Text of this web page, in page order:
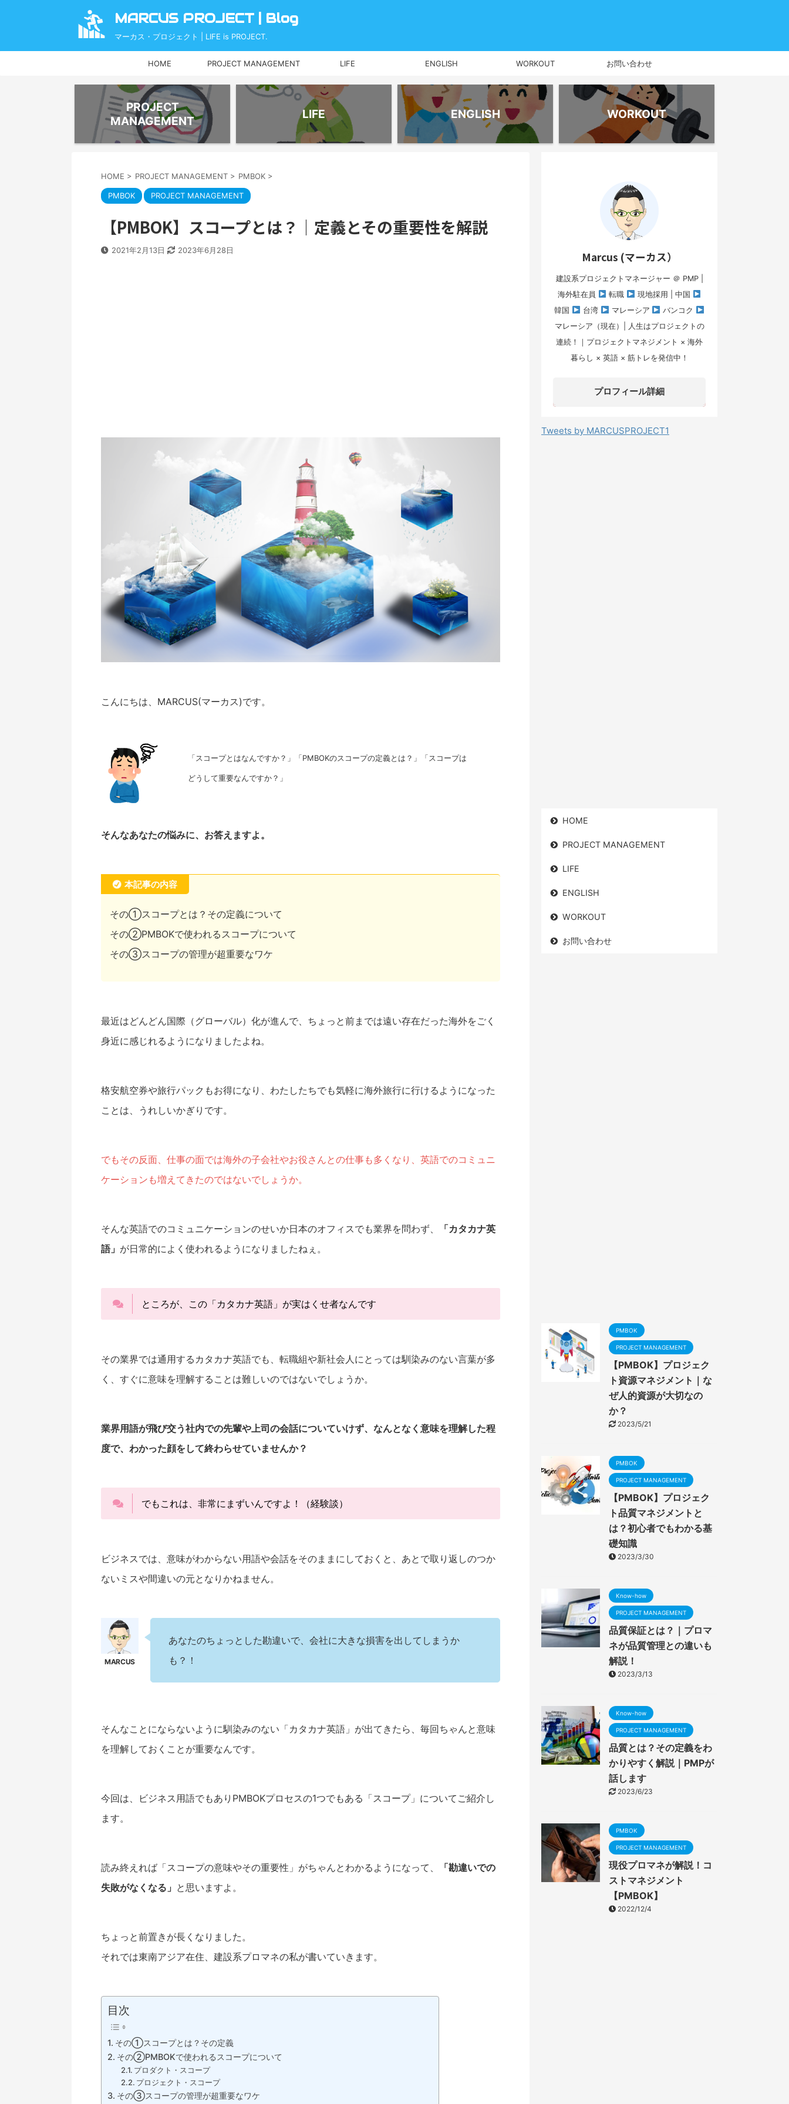
MARCUS PROJECT | Blog
マーカス・プロジェクト | LIFE is PROJECT.
HOME PROJECT MANAGEMENT LIFE ENGLISH WORKOUT お問い合わせ
PROJECT
MANAGEMENT
LIFE ENGLISH WORKOUT
HOME > PROJECT MANAGEMENT > PMBOK >
PMBOK PROJECT MANAGEMENT
【PMBOK】スコープとは？｜定義とその重要性を解説
2021年2月13日 2023年6月28日
こんにちは、MARCUS(マーカス)です。
「スコープとはなんですか？」「PMBOKのスコープの定義とは？」「スコープは
どうして重要なんですか？」
そんなあなたの悩みに、お答えますよ。
本記事の内容
その①スコープとは？その定義について
その②PMBOKで使われるスコープについて
その③スコープの管理が超重要なワケ
最近はどんどん国際（グローバル）化が進んで、ちょっと前までは遠い存在だった海外をごく
身近に感じれるようになりましたよね。
格安航空券や旅行パックもお得になり、わたしたちでも気軽に海外旅行に行けるようになった
ことは、うれしいかぎりです。
でもその反面、仕事の面では海外の子会社やお役さんとの仕事も多くなり、英語でのコミュニ
ケーションも増えてきたのではないでしょうか。
そんな英語でのコミュニケーションのせいか日本のオフィスでも業界を問わず、
「カタカナ英
語」 が日常的によく使われるようになりましたねぇ。
ところが、この「カタカナ英語」が実はくせ者なんです
その業界では通用するカタカナ英語でも、転職組や新社会人にとっては馴染みのない言葉が多
く、すぐに意味を理解することは難しいのではないでしょうか。
業界用語が飛び交う社内での先輩や上司の会話についていけず、なんとなく意味を理解した程
度で、わかった顔をして終わらせていませんか？
でもこれは、非常にまずいんですよ！（経験談）
ビジネスでは、意味がわからない用語や会話をそのままにしておくと、あとで取り返しのつか
ないミスや間違いの元となりかねません。
あなたのちょっとした勘違いで、会社に大きな損害を出してしまうか
も？！
そんなことにならないように馴染みのない「カタカナ英語」が出てきたら、毎回ちゃんと意味
を理解しておくことが重要なんです。
今回は、ビジネス用語でもありPMBOKプロセスの1つでもある「スコープ」についてご紹介し
ます。
読み終えれば「スコープの意味やその重要性」がちゃんとわかるようになって、
「勘違いでの
失敗がなくなる」 と思いますよ。
ちょっと前置きが長くなりました。
それでは東南アジア在住、建設系プロマネの私が書いていきます。
目次
その①スコープとは？その定義
その②PMBOKで使われるスコープについて
プロダクト・スコープ
プロジェクト・スコープ
その③スコープの管理が超重要なワケ
Marcus (マーカス）
建設系プロジェクトマネージャー ＠ PMP |
海外駐在員
転職
現地採用 | 中国
韓国
台湾 マレーシア
バンコク
マレーシア（現在）| 人生はプロジェクトの
連続！｜プロジェクトマネジメント × 海外
暮らし × 英語 × 筋トレを発信中！
プロフィール詳細
Tweets by MARCUSPROJECT1
HOME
PROJECT MANAGEMENT
LIFE
ENGLISH
WORKOUT
お問い合わせ
PMBOK
PROJECT MANAGEMENT
【PMBOK】プロジェク
ト資源マネジメント｜な
ぜ人的資源が大切なの
か？
2023/5/21
PMBOK
PROJECT MANAGEMENT
【PMBOK】プロジェク
ト品質マネジメントと
は？初心者でもわかる基
礎知識
2023/3/30
Know-how
PROJECT MANAGEMENT
品質保証とは？｜プロマ
ネが品質管理との違いも
解説！
2023/3/13
Know-how
PROJECT MANAGEMENT
品質とは？その定義をわ
かりやすく解説｜PMPが
話します
2023/6/23
PMBOK
PROJECT MANAGEMENT
現役プロマネが解説！コ
ストマネジメント
【PMBOK】
2022/12/4